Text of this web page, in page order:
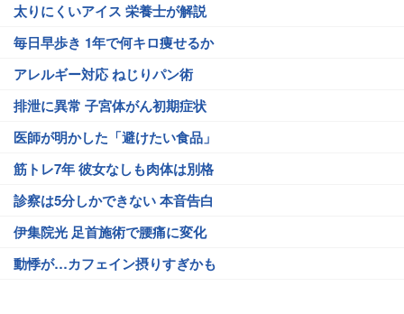
太りにくいアイス 栄養士が解説
毎日早歩き 1年で何キロ痩せるか
アレルギー対応 ねじりパン術
排泄に異常 子宮体がん初期症状
医師が明かした「避けたい食品」
筋トレ7年 彼女なしも肉体は別格
診察は5分しかできない 本音告白
伊集院光 足首施術で腰痛に変化
動悸が…カフェイン摂りすぎかも